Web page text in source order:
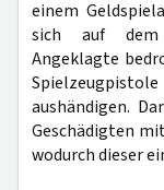
einem
sich auf dem
Angeklagte
aushändigen.
Geschädigten
wodurch dieser